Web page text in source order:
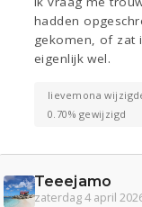
hadden
gekomen, of zat
eigenlijk wel.
lievemona
0.70% gewijzigd
Teeejamo
zaterdag 4 april